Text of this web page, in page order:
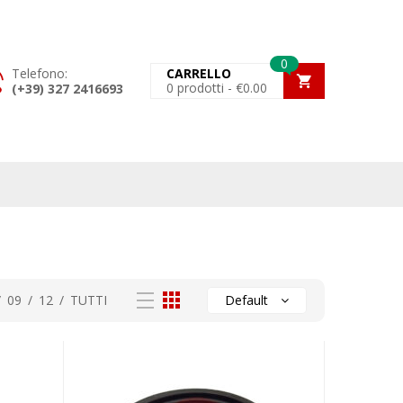
Telefono:
(+39) 327 2416693
0
CARRELLO
0 prodotti - €0.00
09 / 12 / TUTTI Default